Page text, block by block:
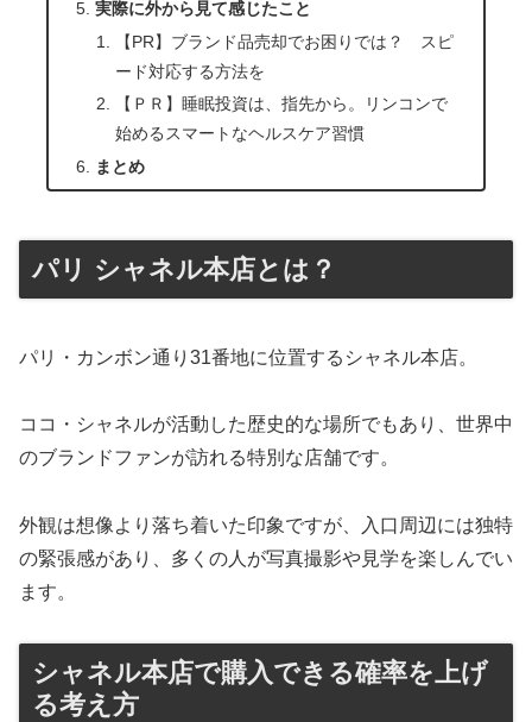
実際に外から見て感じたこと
【PR】ブランド品売却でお困りでは？ スピ
ード対応する方法を
【ＰＲ】睡眠投資は、指先から。リンコンで
始めるスマートなヘルスケア習慣
まとめ
パリ シャネル本店とは？
パリ・カンボン通り31番地に位置するシャネル本店。
ココ・シャネルが活動した歴史的な場所でもあり、世界中
のブランドファンが訪れる特別な店舗です。
外観は想像より落ち着いた印象ですが、入口周辺には独特
の緊張感があり、多くの人が写真撮影や見学を楽しんでい
ます。
シャネル本店で購入できる確率を上げ
る考え方